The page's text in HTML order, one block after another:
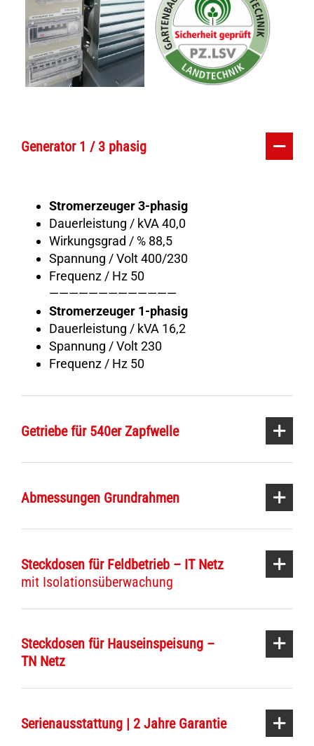
Generator 1 / 3 phasig
Stromerzeuger 3-phasig
Dauerleistung / kVA 40,0
Wirkungsgrad / % 88,5
Spannung / Volt 400/230
Frequenz / Hz 50
—————————————
Stromerzeuger 1-phasig
Dauerleistung / kVA 16,2
Spannung / Volt 230
Frequenz / Hz 50
Getriebe für 540er Zapfwelle
Abmessungen Grundrahmen
Steckdosen für Feldbetrieb – IT Netz
mit Isolationsüberwachung
Steckdosen für Hauseinspeisung –
TN Netz
Serienausstattung | 2 Jahre Garantie